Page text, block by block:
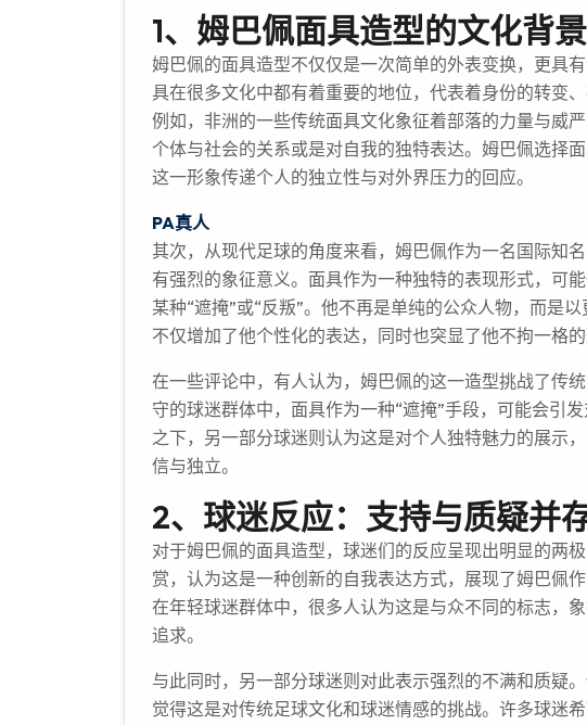
1、姆巴佩面具造型的文化背
姆巴佩的面具造型不仅仅是一次简单的外表变换，更具
具在很多文化中都有着重要的地位，代表着身份的转变
例如，非洲的一些传统面具文化象征着部落的力量与威
个体与社会的关系或是对自我的独特表达。姆巴佩选择
这一形象传递个人的独立性与对外界压力的回应。
PA真人
其次，从现代足球的角度来看，姆巴佩作为一名国际知
有强烈的象征意义。面具作为一种独特的表现形式，可
某种“遮掩”或“反叛”。他不再是单纯的公众人物，而是
不仅增加了他个性化的表达，同时也突显了他不拘一格的
在一些评论中，有人认为，姆巴佩的这一造型挑战了传
守的球迷群体中，面具作为一种“遮掩”手段，可能会引
之下，另一部分球迷则认为这是对个人独特魅力的展示
信与独立。
2、球迷反应：支持与质疑并
对于姆巴佩的面具造型，球迷们的反应呈现出明显的两
赏，认为这是一种创新的自我表达方式，展现了姆巴佩
在年轻球迷群体中，很多人认为这是与众不同的标志，
追求。
与此同时，另一部分球迷则对此表示强烈的不满和质疑
觉得这是对传统足球文化和球迷情感的挑战。许多球迷